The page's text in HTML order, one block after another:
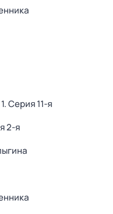
. Серия 11-я
2-я